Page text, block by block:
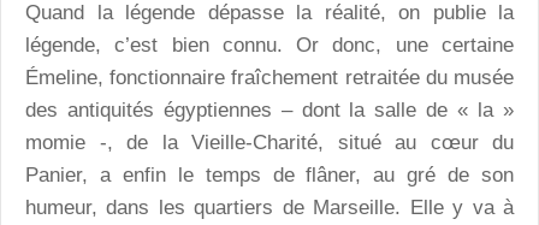
Quand la légende dépasse la réalité, on publie la
légende, c’est bien connu. Or donc, une certaine
Émeline, fonctionnaire fraîchement retraitée du musée
des antiquités égyptiennes – dont la salle de « la »
momie -, de la Vieille-Charité, situé au cœur du
Panier, a enfin le temps de flâner, au gré de son
humeur, dans les quartiers de Marseille. Elle y va à